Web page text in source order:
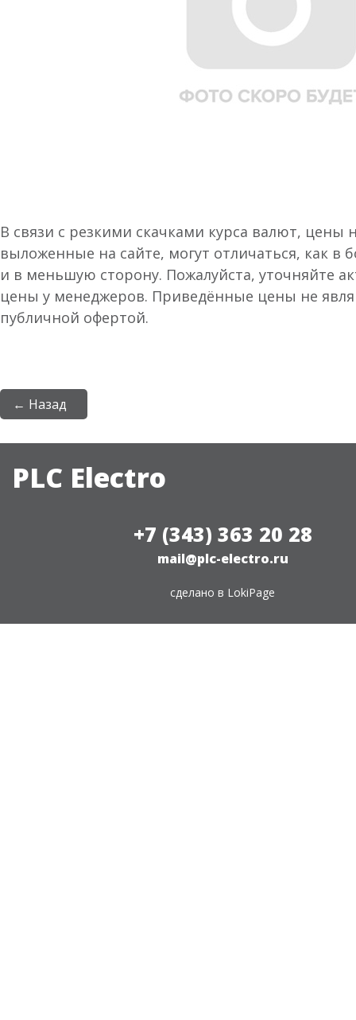
В связи с резкими скачками курса валют, цены
выложенные на сайте, могут отличаться, как в
и в меньшую сторону. Пожалуйста, уточняйте
цены у менеджеров. Приведённые цены не
публичной офертой.
← Назад
PLC Electro
+7 (343) 363 20 28
mail@plc-electro.ru
сделано в LokiPage